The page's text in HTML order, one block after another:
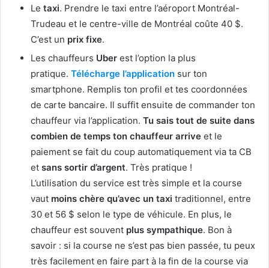
Le taxi. Prendre le taxi entre l’aéroport Montréal-
Trudeau et le centre-ville de Montréal coûte 40 $.
C’est un prix fixe.
Les chauffeurs Uber est l’option la plus
pratique. Télécharge l’application sur ton
smartphone. Remplis ton profil et tes coordonnées
de carte bancaire. Il suffit ensuite de commander ton
chauffeur via l’application. Tu sais tout de suite dans
combien de temps ton chauffeur arrive et le
paiement se fait du coup automatiquement via ta CB
et sans sortir d’argent. Très pratique !
L’utilisation du service est très simple et la course
vaut moins chère qu’avec un taxi traditionnel, entre
30 et 56 $ selon le type de véhicule. En plus, le
chauffeur est souvent plus sympathique. Bon à
savoir : si la course ne s’est pas bien passée, tu peux
très facilement en faire part à la fin de la course via